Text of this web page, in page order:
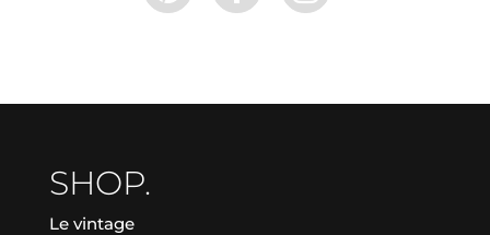
SHOP.
Le vintage